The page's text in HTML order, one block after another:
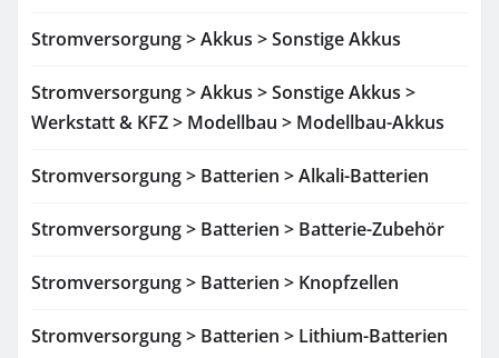
Stromversorgung > Akkus > Sonstige Akkus
Stromversorgung > Akkus > Sonstige Akkus >
Werkstatt & KFZ > Modellbau > Modellbau-Akkus
Stromversorgung > Batterien > Alkali-Batterien
Stromversorgung > Batterien > Batterie-Zubehör
Stromversorgung > Batterien > Knopfzellen
Stromversorgung > Batterien > Lithium-Batterien